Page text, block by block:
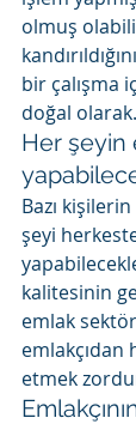
olmuş
bir çalışma
doğal olarak.
Her şeyin
Bazı
şeyi
kalitesinin
emlak
emlakçıdan
etmek